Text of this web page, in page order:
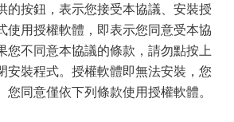
的按鈕，表示您接受本協議、安裝授
使用授權軟體，即表示您同意受本協
您不同意本協議的條款，請勿點按上
安裝程式。授權軟體即無法安裝，您
您同意僅依下列條款使用授權軟體。